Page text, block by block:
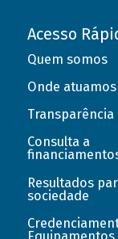
Acesso
Quem somos
Onde atuamos
Transparência
Consulta a
Resultados
sociedade
Equipamentos